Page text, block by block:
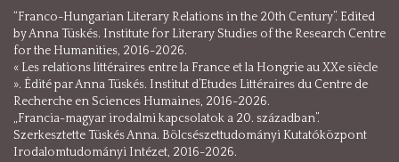
“Franco-Hungarian Literary Relations in the 20th Century”. Edited
by Anna Tüskés. Institute for Literary Studies of the Research Centre
for the Humanities, 2016-2026.
« Les relations littéraires entre la France et la Hongrie au XXe siècle
». Édité par Anna Tüskés. Institut d’Etudes Littéraires du Centre de
Recherche en Sciences Humaines, 2016-2026.
„Francia-magyar irodalmi kapcsolatok a 20. században”.
Szerkesztette Tüskés Anna. Bölcsészettudományi Kutatóközpont
Irodalomtudományi Intézet, 2016-2026.